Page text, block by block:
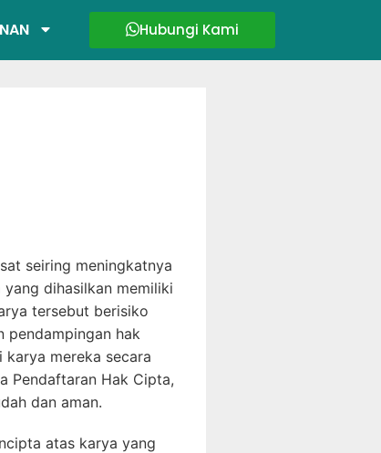
Hubungi Kami
seiring meningkatnya
dihasilkan memiliki
tersebut berisiko
pendampingan hak
mereka secara
Pendaftaran Hak Cipta,
dan aman.
atas karya yang